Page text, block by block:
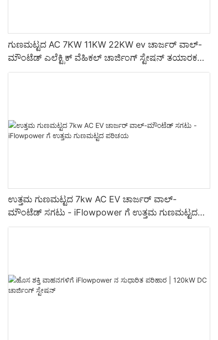
ಗುಣಮಟ್ಟದ AC 7KW 11KW 22KW ev ಚಾರ್ಜರ್ ವಾಲ್-
ಮೌಂಟೆಡ್ ಎಲೆಕ್ಟ್ರಿಕ್ ವೆಹಿಕಲ್ ಚಾರ್ಜಿಂಗ್ ಸ್ಟೇಷನ್ ತಯಾರಕರು
| ಐಫ್ಲೋಪವರ್2
ಉತ್ತಮ ಗುಣಮಟ್ಟದ 7kw AC EV ಚಾರ್ಜರ್ ವಾಲ್-
ಮೌಂಟೆಡ್ ಸಗಟು - iFlowpower ಗೆ ಉತ್ತಮ ಗುಣಮಟ್ಟದ
ಪರಿಚಯ